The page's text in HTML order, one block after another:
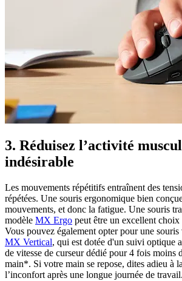
3. Réduisez l’activité
indésirable
Les mouvements répétitifs entraînent des
répétées. Une souris ergonomique bien
mouvements, et donc la fatigue. Une souris
modèle MX Ergo peut être un excellent
Vous pouvez également opter pour une
MX Vertical, qui est dotée d'un suivi optique
de vitesse de curseur dédié pour 4 fois moins
main*. Si votre main se repose, dites adieu à
l’inconfort après une longue journée de travail.